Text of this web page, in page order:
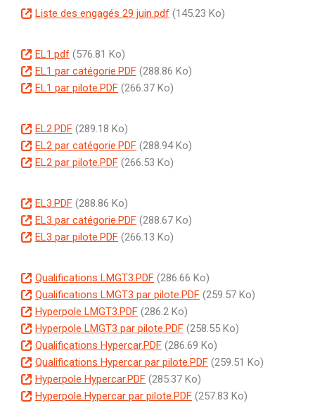
D
c
u
m
e
t
Liste des engagés 29 juin.pdf (145.23 Ko)
D
o
c
m
e
n
t
EL1.pdf (576.81 Ko)
D
o
u
m
e
n
EL1 par catégorie.PDF (288.86 Ko)
D
c
u
m
e
t
EL1 par pilote.PDF (266.37 Ko)
D
o
c
m
e
n
t
EL2.PDF (289.18 Ko)
D
o
u
m
e
n
EL2 par catégorie.PDF (288.94 Ko)
D
c
u
m
e
t
EL2 par pilote.PDF (266.53 Ko)
D
o
c
m
e
n
t
EL3.PDF (288.86 Ko)
D
o
u
m
e
n
t
EL3 par catégorie.PDF (288.67 Ko)
D
c
u
m
e
n
t
EL3 par pilote.PDF (266.13 Ko)
D
o
c
u
m
e
n
t
Qualifications LMGT3.PDF (286.66 Ko)
D
o
c
u
m
e
n
Qualifications LMGT3 par pilote.PDF (259.57 Ko)
D
o
c
u
m
e
Hyperpole LMGT3.PDF (286.2 Ko)
D
o
c
u
m
Hyperpole LMGT3 par pilote.PDF (258.55 Ko)
D
o
c
u
Qualifications Hypercar.PDF (286.69 Ko)
D
o
c
Qualifications Hypercar par pilote.PDF (259.51 Ko)
D
o
Hyperpole Hypercar.PDF (285.37 Ko)
D
Hyperpole Hypercar par pilote.PDF (257.83 Ko)